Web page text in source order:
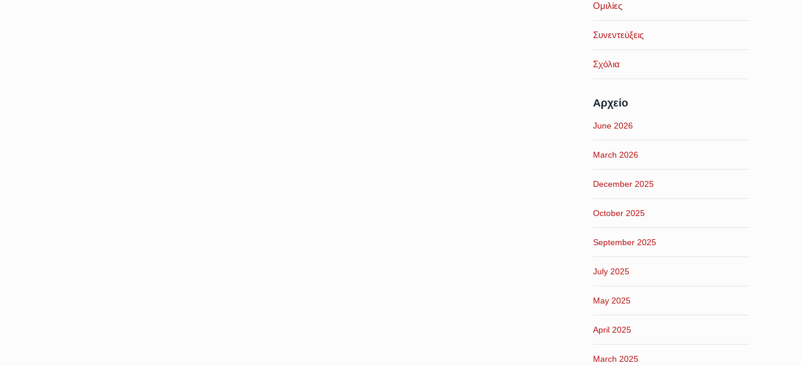
Ομιλίες
Συνεντεύξεις
Σχόλια
Αρχείο
June 2026
March 2026
December 2025
October 2025
September 2025
July 2025
May 2025
April 2025
March 2025